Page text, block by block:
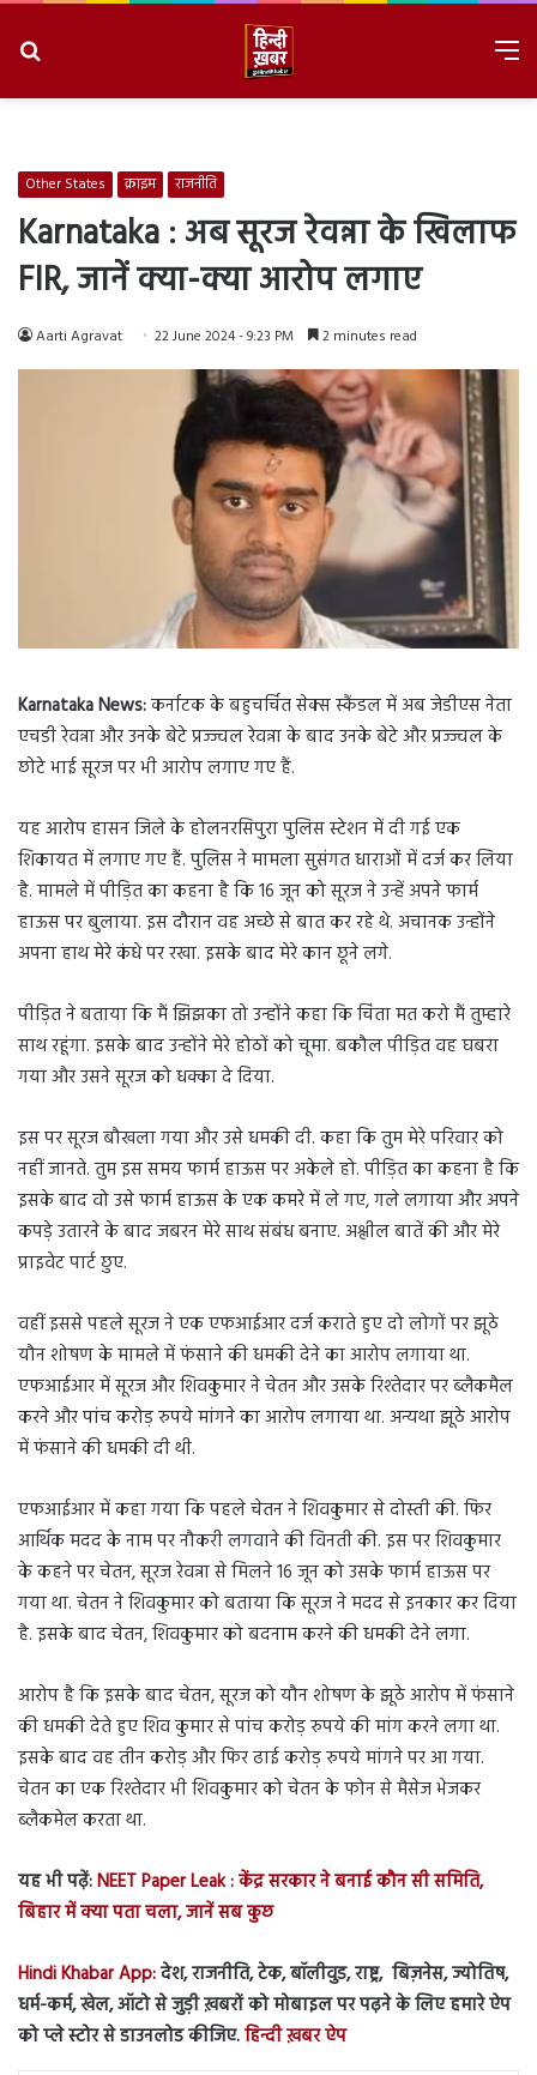
Other States क्राइम राजनीति
Karnataka : अब सूरज रेवन्ना के खिलाफ
FIR, जानें क्या-क्या आरोप लगाए
Aarti Agravat 22 June 2024 - 9:23 PM 2 minutes read
Karnataka News:कर्नाटक के बहुचर्चित सेक्स स्कैंडल में अब जेडीएस नेता
एचडी रेवन्ना और उनके बेटे प्रज्ज्वल रेवन्ना के बाद उनके बेटे और प्रज्ज्वल के
छोटे भाई सूरज पर भी आरोप लगाए गए हैं.
यह आरोप हासन जिले के होलनरसिपुरा पुलिस स्टेशन में दी गई एक
शिकायत में लगाए गए हैं. पुलिस ने मामला सुसंगत धाराओं में दर्ज कर लिया
है. मामले में पीड़ित का कहना है कि 16 जून को सूरज ने उन्हें अपने फार्म
हाऊस पर बुलाया. इस दौरान वह अच्छे से बात कर रहे थे. अचानक उन्होंने
अपना हाथ मेरे कंधे पर रखा. इसके बाद मेरे कान छूने लगे.
पीड़ित ने बताया कि मैं झिझका तो उन्होंने कहा कि चिंता मत करो मैं तुम्हारे
साथ रहूंगा. इसके बाद उन्होंने मेरे होठों को चूमा. बकौल पीड़ित वह घबरा
गया और उसने सूरज को धक्का दे दिया.
इस पर सूरज बौखला गया और उसे धमकी दी. कहा कि तुम मेरे परिवार को
नहीं जानते. तुम इस समय फार्म हाऊस पर अकेले हो. पीड़ित का कहना है कि
इसके बाद वो उसे फार्म हाऊस के एक कमरे में ले गए, गले लगाया और अपने
कपड़े उतारने के बाद जबरन मेरे साथ संबंध बनाए. अश्लील बातें की और मेरे
प्राइवेट पार्ट छुए.
वहीं इससे पहले सूरज ने एक एफआईआर दर्ज कराते हुए दो लोगों पर झूठे
यौन शोषण के मामले में फंसाने की धमकी देने का आरोप लगाया था.
एफआईआर में सूरज और शिवकुमार ने चेतन और उसके रिश्तेदार पर ब्लैकमैल
करने और पांच करोड़ रुपये मांगने का आरोप लगाया था. अन्यथा झूठे आरोप
में फंसाने की धमकी दी थी.
एफआईआर में कहा गया कि पहले चेतन ने शिवकुमार से दोस्ती की. फिर
आर्थिक मदद के नाम पर नौकरी लगवाने की विनती की. इस पर शिवकुमार
के कहने पर चेतन, सूरज रेवन्ना से मिलने 16 जून को उसके फार्म हाऊस पर
गया था. चेतन ने शिवकुमार को बताया कि सूरज ने मदद से इनकार कर दिया
है. इसके बाद चेतन, शिवकुमार को बदनाम करने की धमकी देने लगा.
आरोप है कि इसके बाद चेतन, सूरज को यौन शोषण के झूठे आरोप में फंसाने
की धमकी देते हुए शिव कुमार से पांच करोड़ रुपये की मांग करने लगा था.
इसके बाद वह तीन करोड़ और फिर ढाई करोड़ रुपये मांगने पर आ गया.
चेतन का एक रिश्तेदार भी शिवकुमार को चेतन के फोन से मैसेज भेजकर
ब्लैकमेल करता था.
यह भी पढ़ें:NEET Paper Leak : केंद्र सरकार ने बनाई कौन सी समिति,
बिहार में क्या पता चला, जानें सब कुछ
Hindi Khabar App:देश, राजनीति, टेक, बॉलीवुड, राष्ट्र, बिज़नेस, ज्योतिष,
धर्म-कर्म, खेल, ऑटो से जुड़ी ख़बरों को मोबाइल पर पढ़ने के लिए हमारे ऐप
को प्ले स्टोर से डाउनलोड कीजिए.हिन्दी ख़बर ऐप